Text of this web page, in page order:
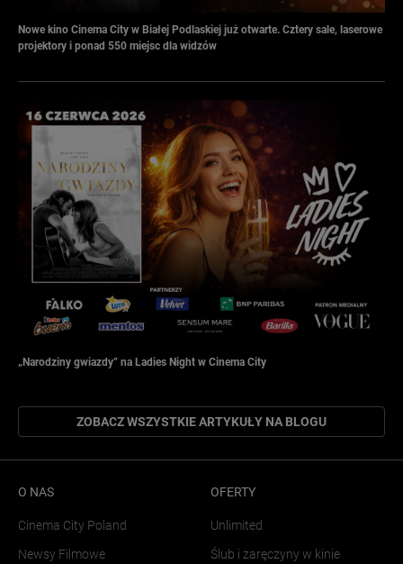
Nowe kino Cinema City w Białej Podlaskiej już otwarte. Cztery sale, laserowe
projektory i ponad 550 miejsc dla widzów
„Narodziny gwiazdy” na Ladies Night w Cinema City
ZOBACZ WSZYSTKIE ARTYKUŁY NA BLOGU
O NAS
Cinema City Poland
Newsy Filmowe
OFERTY
Unlimited
Ślub i zaręczyny w kinie